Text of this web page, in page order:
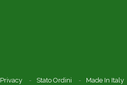
Privacy Stato Ordini Made In Italy